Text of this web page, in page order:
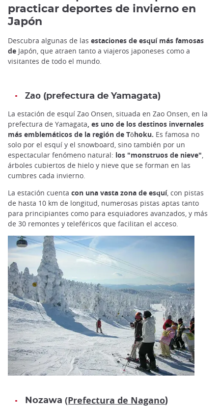
practicar deportes de invierno en
Japón
Descubra algunas de las estaciones de esquí más famosas
de Japón, que atraen tanto a viajeros japoneses como a
visitantes de todo el mundo.
Zao (prefectura de Yamagata)
La estación de esquí Zao Onsen, situada en Zao Onsen, en la
prefectura de Yamagata, es uno de los destinos invernales
más emblemáticos de la región de Tōhoku. Es famosa no
solo por el esquí y el snowboard, sino también por un
espectacular fenómeno natural: los "monstruos de nieve",
árboles cubiertos de hielo y nieve que se forman en las
cumbres cada invierno.
La estación cuenta con una vasta zona de esquí, con pistas
de hasta 10 km de longitud, numerosas pistas aptas tanto
para principiantes como para esquiadores avanzados, y más
de 30 remontes y teleféricos que facilitan el acceso.
Nozawa (Prefectura de Nagano)